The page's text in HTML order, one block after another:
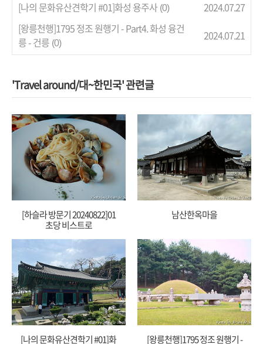
[나의 문화유산견학기 #01]화성 용주사 (0)
2024.07.27
[왕릉천행]1795 정조 원행기 - Part4. 화성 융건
릉 - 건릉 (0)
2024.07.21
'Travel around/대~한민국' 관련글
[하슬라 방문기 20240822]01
초당 비스트로
남산한옥마을
[나의 문화유산견학기 #01]화
[왕릉천행]1795 정조 원행기 -